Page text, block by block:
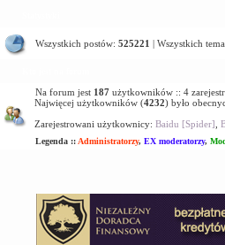
Wszystkich postów: 525221 | Wszystkich
Na forum jest 187 użytkowników :: 4
Najwięcej użytkowników (4232) było
Zarejestrowani użytkownicy: Baidu [Spider]
Legenda :: Administratorzy, EX moderatorzy,